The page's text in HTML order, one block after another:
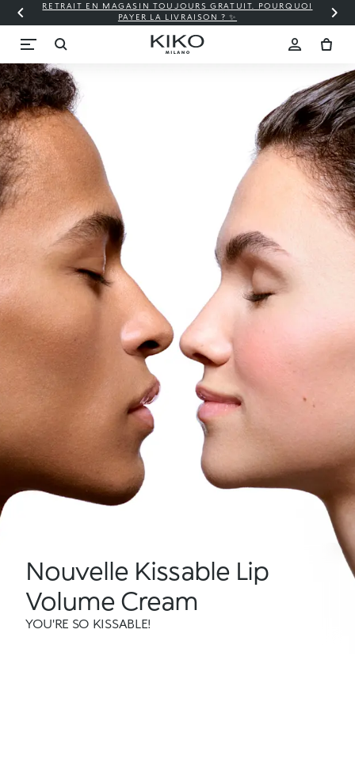
RETRAIT EN MAGASIN TOUJOURS GRATUIT. POURQUOI
PAYER LA LIVRAISON ? ✨
Nouvelle Kissable Lip
Volume Cream
YOU'RE SO KISSABLE!